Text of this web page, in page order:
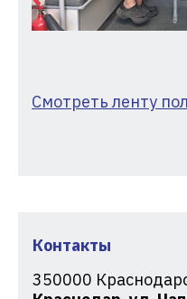
Контакты
350000
Смотреть ленту